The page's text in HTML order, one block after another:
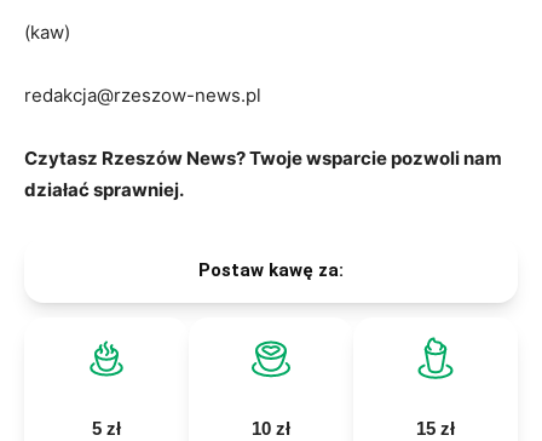
(kaw)
redakcja@rzeszow-news.pl
Czytasz Rzeszów News? Twoje wsparcie pozwoli nam
działać sprawniej.
Postaw kawę za:
5 zł 10 zł 15 zł